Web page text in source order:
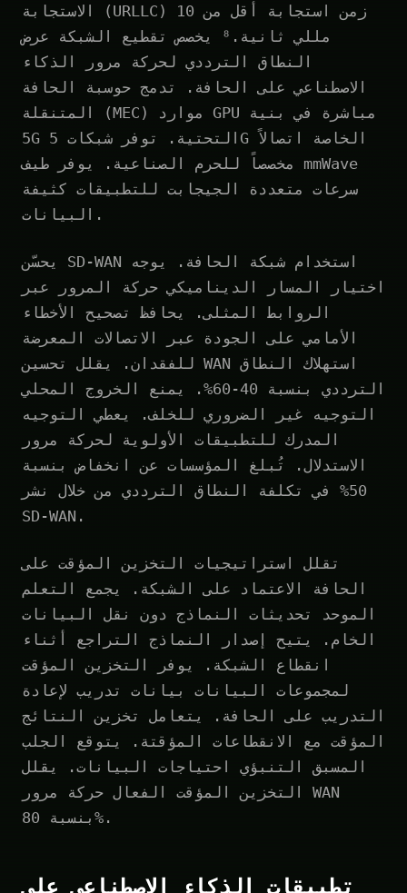
الاستجابة (URLLC) زمن استجابة أقل من 10
مللي ثانية.⁸ يخصص تقطيع الشبكة عرض
النطاق الترددي لحركة مرور الذكاء
الاصطناعي على الحافة. تدمج حوسبة الحافة
المتنقلة (MEC) موارد GPU مباشرة في بنية
5G التحتية. توفر شبكات 5G الخاصة اتصالاً
مخصصاً للحرم الصناعية. يوفر طيف mmWave
سرعات متعددة الجيجابت للتطبيقات كثيفة
البيانات.
يحسّن SD-WAN استخدام شبكة الحافة. يوجه
اختيار المسار الديناميكي حركة المرور عبر
الروابط المثلى. يحافظ تصحيح الأخطاء
الأمامي على الجودة عبر الاتصالات المعرضة
للفقدان. يقلل تحسين WAN استهلاك النطاق
الترددي بنسبة 40-60%. يمنع الخروج المحلي
التوجيه غير الضروري للخلف. يعطي التوجيه
المدرك للتطبيقات الأولوية لحركة مرور
الاستدلال. تُبلغ المؤسسات عن انخفاض بنسبة
50% في تكلفة النطاق الترددي من خلال نشر
SD-WAN.
تقلل استراتيجيات التخزين المؤقت على
الحافة الاعتماد على الشبكة. يجمع التعلم
الموحد تحديثات النماذج دون نقل البيانات
الخام. يتيح إصدار النماذج التراجع أثناء
انقطاع الشبكة. يوفر التخزين المؤقت
لمجموعات البيانات بيانات تدريب لإعادة
التدريب على الحافة. يتعامل تخزين النتائج
المؤقت مع الانقطاعات المؤقتة. يتوقع الجلب
المسبق التنبؤي احتياجات البيانات. يقلل
التخزين المؤقت الفعال حركة مرور WAN
بنسبة 80%.
تطبيقات الذكاء الاصطناعي على